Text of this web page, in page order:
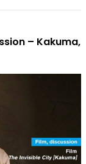
– Kakuma,